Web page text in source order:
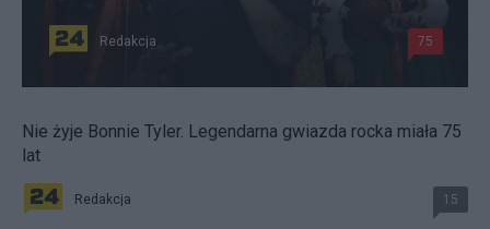
Redakcja 75
Nie żyje Bonnie Tyler. Legendarna gwiazda rocka miała 75
lat
Redakcja 15